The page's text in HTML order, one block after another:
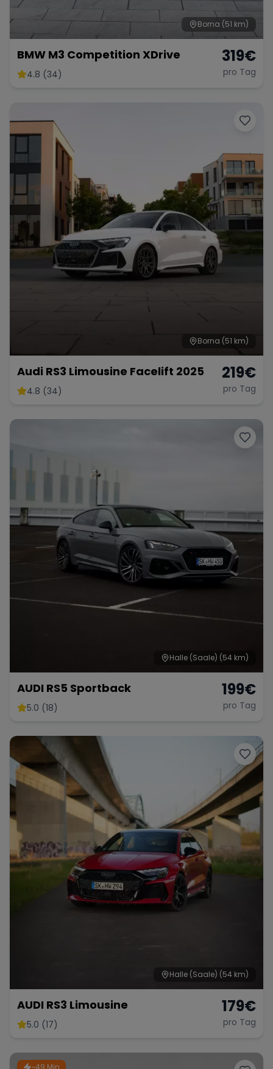
Range Rover Borna (51 km)
BMW M3 Competition XDrive
4.8 (34)
319€
pro Tag
Borna (51 km)
Audi RS3 Limousine Facelift 2025
4.8 (34)
219€
pro Tag
Halle (Saale) (54 km)
AUDI RS5 Sportback
5.0 (18)
199€
pro Tag
Halle (Saale) (54 km)
AUDI RS3 Limousine
5.0 (17)
179€
pro Tag
~49 Min